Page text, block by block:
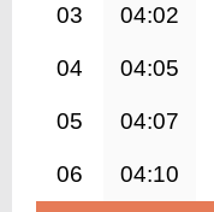
03 04:02
04 04:05
05 04:07
06 04:10